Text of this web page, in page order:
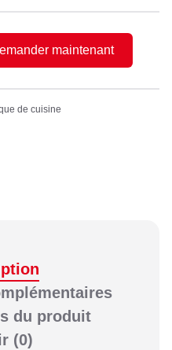
maintenant
de cuisine
du produit
(0)